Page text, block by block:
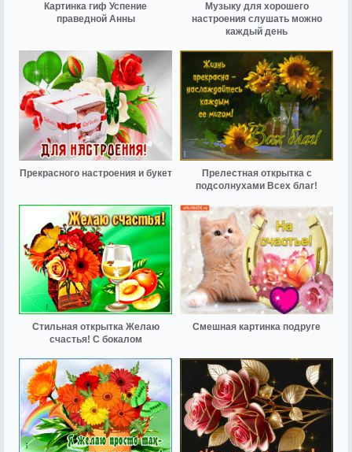
Картинка гиф Успение
праведной Анны
Музыку для хорошего
настроения слушать можно
каждый день
Прекрасного настроения и букет
Прелестная открытка с
подсолнухами Всех благ!
Стильная открытка Желаю
счастья! С бокалом
Смешная картинка подруге